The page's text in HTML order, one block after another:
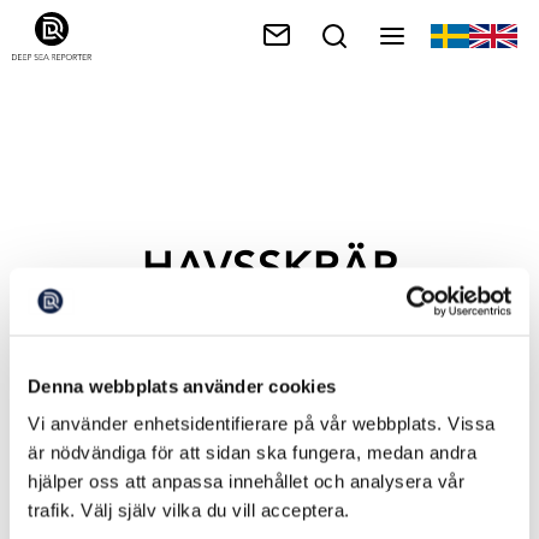
Denna webbplats använder cookies
Vi använder enhetsidentifierare på vår webbplats. Vissa
är nödvändiga för att sidan ska fungera, medan andra
hjälper oss att anpassa innehållet och analysera vår
trafik. Välj själv vilka du vill acceptera.
HAVSSKRÄP